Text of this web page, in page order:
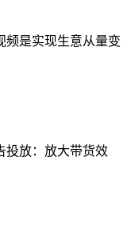
频是实现生意从量变
投放：放大带货效